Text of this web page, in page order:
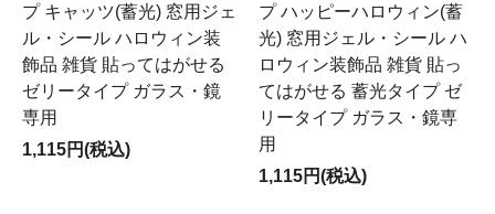
プ キャッツ(蓄光) 窓用ジェ
ル・シール ハロウィン装
飾品 雑貨 貼ってはがせる
ゼリータイプ ガラス・鏡
専用
1,115円(税込)
プ ハッピーハロウィン(蓄
光) 窓用ジェル・シール ハ
ロウィン装飾品 雑貨 貼っ
てはがせる 蓄光タイプ ゼ
リータイプ ガラス・鏡専
用
1,115円(税込)